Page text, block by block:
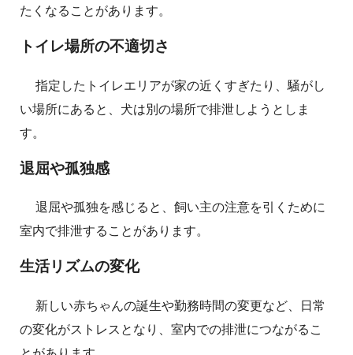
たくなることがあります。
トイレ場所の不適切さ
指定したトイレエリアが家の近くすぎたり、騒がし
い場所にあると、犬は別の場所で排泄しようとしま
す。
退屈や孤独感
退屈や孤独を感じると、飼い主の注意を引くために
室内で排泄することがあります。
生活リズムの変化
新しい赤ちゃんの誕生や勤務時間の変更など、日常
の変化がストレスとなり、室内での排泄につながるこ